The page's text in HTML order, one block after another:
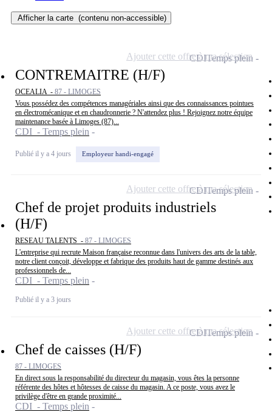
Afficher la carte (contenu non-accessible)
CONTREMAITRE (H/F)
OCEALIA - 87 - LIMOGES
Vous possédez des compétences managériales ainsi que des connaissances pointues
en électromécanique et en chaudronnerie ? N'attendez plus ! Rejoignez notre équipe
maintenance basée à Limoges (87)...
CDI - Temps plein
Publié il y a 4 jours Employeur handi-engagé
CDITemps plein
Ajouter cette offre à ma sélection
Chef de projet produits industriels
(H/F)
RESEAU TALENTS - 87 - LIMOGES
L'entreprise qui recrute Maison française reconnue dans l'univers des arts de la table,
notre client conçoit, développe et fabrique des produits haut de gamme destinés aux
professionnels de...
CDI - Temps plein
Publié il y a 3 jours
CDITemps plein
Ajouter cette offre à ma sélection
Chef de caisses (H/F)
87 - LIMOGES
En direct sous la responsabilité du directeur du magasin, vous êtes la personne
référente des hôtes et hôtesses de caisse du magasin. A ce poste, vous avez le
privilège d'être en grande proximité...
CDI - Temps plein
CDITemps plein
Ajouter cette offre à ma sélection